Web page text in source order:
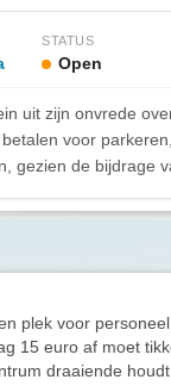
STATUS
Open
uit zijn onvrede
voor
gezien de bijdrage
plek voor
15 euro af moet
draaiende